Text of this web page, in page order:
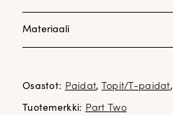
Materiaali
Osastot: Paidat, Topit/T-paidat,
Tuotemerkki: Part Two